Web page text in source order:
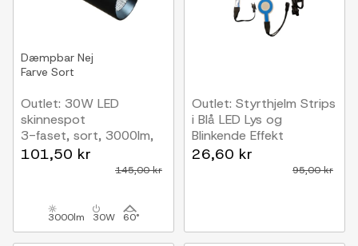
Dæmpbar Nej
Farve Sort
Outlet: 30W LED
skinnespot
3-faset, sort, 3000lm,
4000K, RA90
101,50 kr
145,00 kr
3000lm 30W 60°
Outlet: Styrthjelm Strips
i Blå LED Lys og
Blinkende Effekt
26,60 kr
95,00 kr